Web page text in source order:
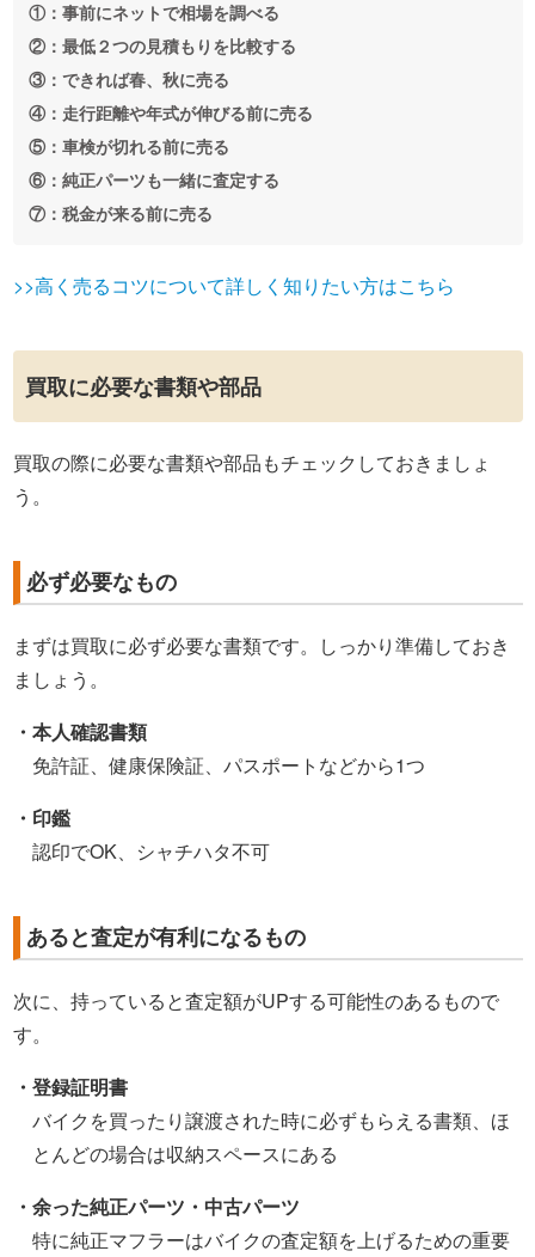
①：事前にネットで相場を調べる
②：最低２つの見積もりを比較する
③：できれば春、秋に売る
④：走行距離や年式が伸びる前に売る
⑤：車検が切れる前に売る
⑥：純正パーツも一緒に査定する
⑦：税金が来る前に売る
>>高く売るコツについて詳しく知りたい方はこちら
買取に必要な書類や部品
買取の際に必要な書類や部品もチェックしておきましょ
う。
必ず必要なもの
まずは買取に必ず必要な書類です。しっかり準備しておき
ましょう。
・本人確認書類
免許証、健康保険証、パスポートなどから1つ
・印鑑
認印でOK、シャチハタ不可
あると査定が有利になるもの
次に、持っていると査定額がUPする可能性のあるもので
す。
・登録証明書
バイクを買ったり譲渡された時に必ずもらえる書類、ほ
とんどの場合は収納スペースにある
・余った純正パーツ・中古パーツ
特に純正マフラーはバイクの査定額を上げるための重要